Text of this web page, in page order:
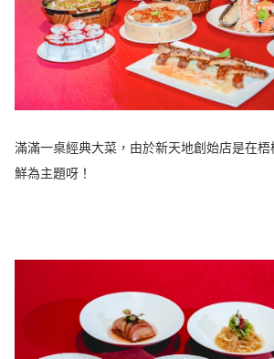
滿滿一桌經典大菜，由於新天地創始店是在
鮮為主題呀！